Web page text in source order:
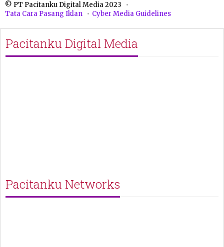
© PT Pacitanku Digital Media 2023
Tata Cara Pasang Iklan
Cyber Media Guidelines
Pacitanku Digital Media
Pacitanku Networks